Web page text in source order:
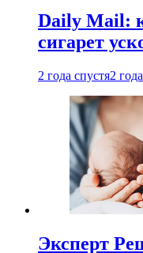
Daily Mail:
сигарет
2 года спустя2
Эксперт